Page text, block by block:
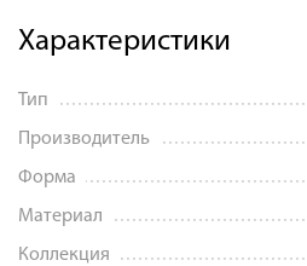
Характеристики
Тип
Производитель
Форма
Материал
Коллекция